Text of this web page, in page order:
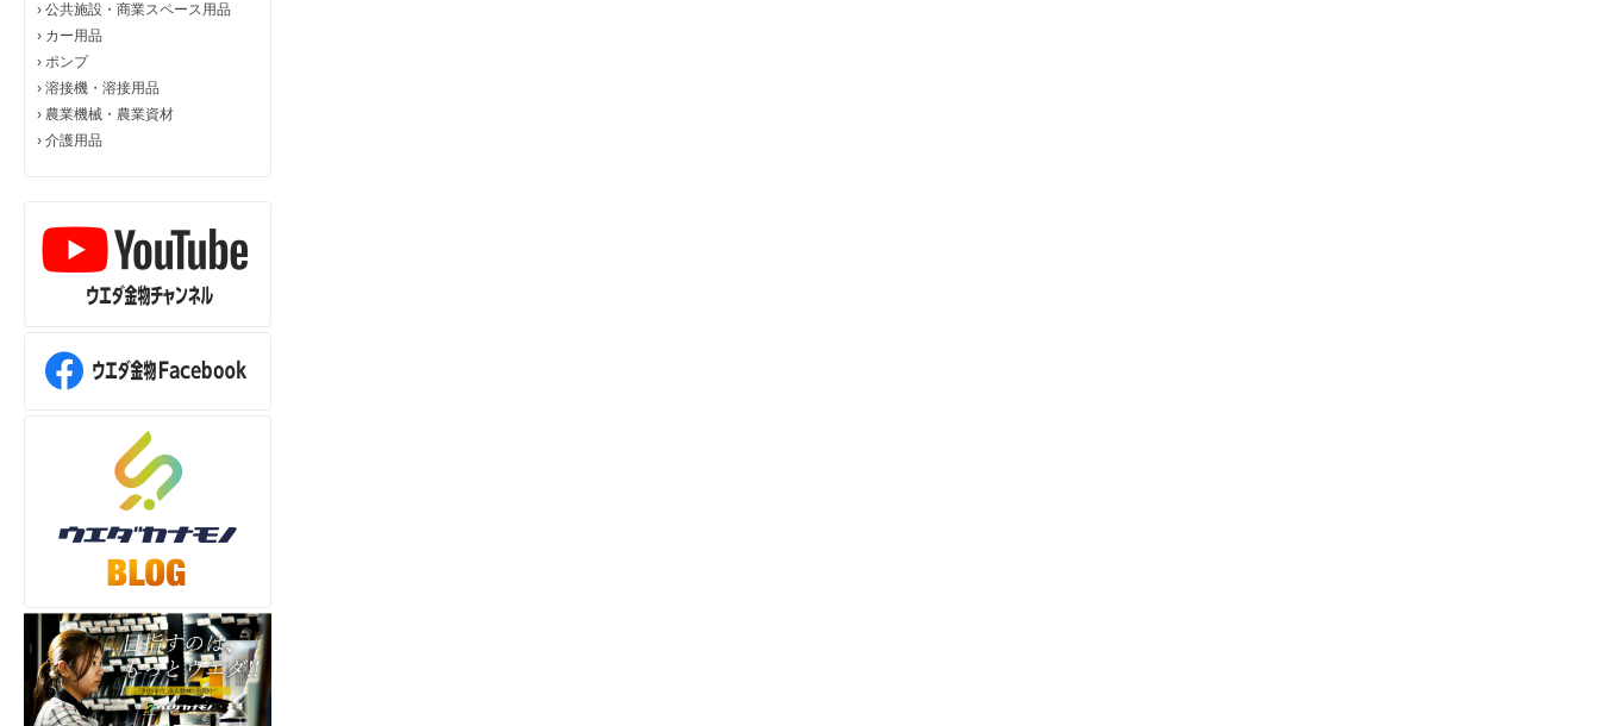
› 公共施設・商業スペース用品
› カー用品
› ポンプ
› 溶接機・溶接用品
› 農業機械・農業資材
› 介護用品